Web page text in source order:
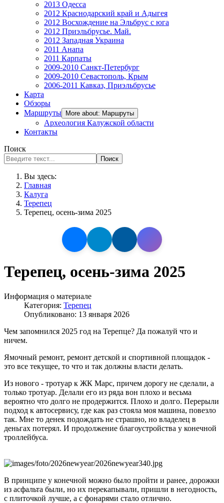
2013 Одесса
2012 Краснодарский край и Адыгея
2012 Восхождение на Эльбрус с юга
2012 Приэльбрусье. Май.
2012 Западная Украина
2011 Анапа
2011 Карпаты
2009-2010 Санкт-Петербург
2009-2010 Севастополь, Крым
2006-2011 Кавказ, Приэльбрусье
Карта
Обзоры
Маршруты
More about: Маршруты
Археология Калужской области
Контакты
Поиск
Поиск
Вы здесь:
Главная
Калуга
Терепец
Терепец, осень-зима 2025
Терепец, осень-зима 2025
Информация о материале
Категория: Терепец
Опубликовано: 13 января 2026
Чем запомнился 2025 год на Терепце? Да пожалуй что и
ничем.
Ямочный ремонт, ремонт детской и спортивной площадок -
это все текущее, то что и так должны власти делать.
Из нового - тротуар к ЖК Марс, причем дорогу не сделали, а
только тротуар. Делали его из ряда вон плохо и весьма
вероятно что долго не продержится. Плохо и долго. Перерыли
подход к автосервису, где как раз стояла моя машина, повезло
так. Мне то денек подождать не страшно, но владелец в
деньгах потерял. И продолжение благоустройства у конечной
троллейбуса.
В принципе у конечной можно было пройти и ранее, дорожки
из асфальта были, но их перекапывали, пришли в негодность,
с плиточкой лучше, а с фонарями стало отлично.